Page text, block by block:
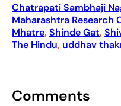
Chatrapati Sambhaji
Maharashtra Research
Mhatre, Shinde Gat,
The Hindu, uddhav
Comments